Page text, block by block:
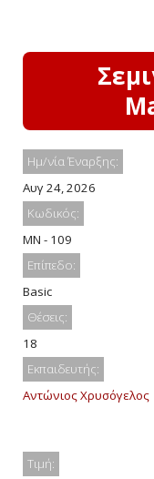
Ημ/νία Έναρξης:
Αυγ 24, 2026
Κωδικός:
MN - 109
Επίπεδο:
Basic
Θέσεις:
18
Εκπαιδευτής:
Αντώνιος Χρυσόγελος
Τιμή: